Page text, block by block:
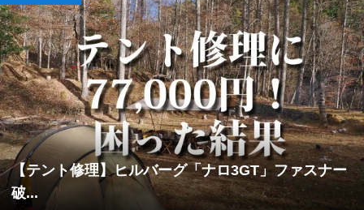
【テント修理】ヒルバーグ「ナロ3GT」ファスナー
破...